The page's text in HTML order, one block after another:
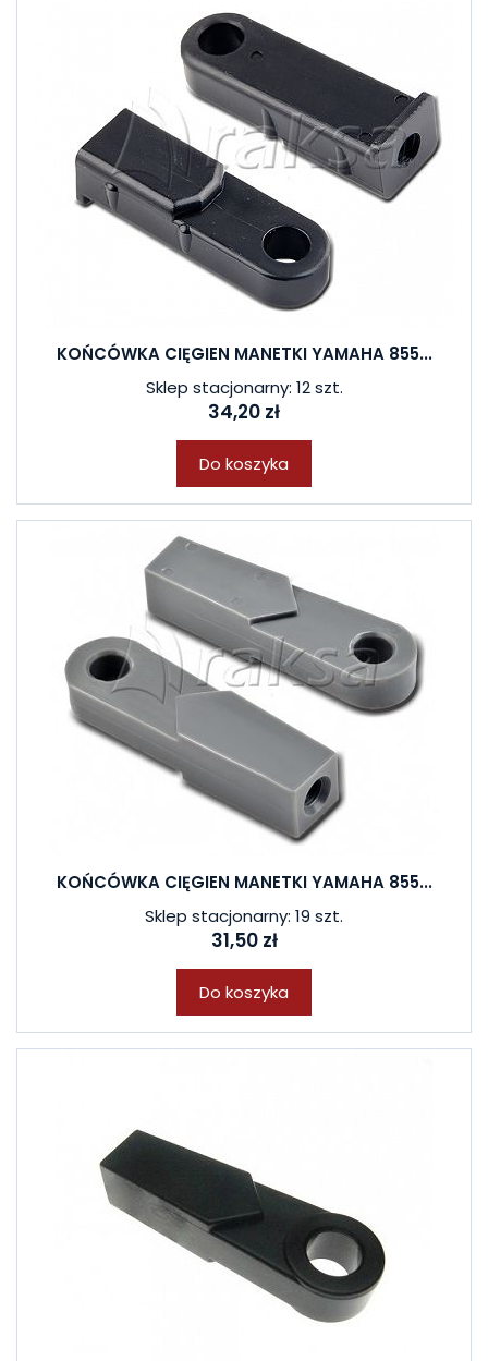
KOŃCÓWKA CIĘGIEN MANETKI YAMAHA 855...
Sklep stacjonarny: 12 szt.
34,20 zł
Do koszyka
KOŃCÓWKA CIĘGIEN MANETKI YAMAHA 855...
Sklep stacjonarny: 19 szt.
31,50 zł
Do koszyka